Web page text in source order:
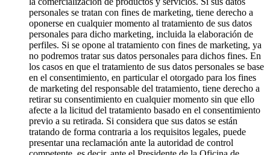
personales se tratan con fines de marketing, tiene derecho a
oponerse en cualquier momento al tratamiento de sus datos
personales para dicho marketing, incluida la elaboración de
perfiles. Si se opone al tratamiento con fines de marketing, ya
no podremos tratar sus datos personales para dichos fines. En
los casos en que el tratamiento de sus datos personales se base
en el consentimiento, en particular el otorgado para los fines
de marketing del responsable del tratamiento, tiene derecho a
retirar su consentimiento en cualquier momento sin que ello
afecte a la licitud del tratamiento basado en el consentimiento
previo a su retirada. Si considera que sus datos se están
tratando de forma contraria a los requisitos legales, puede
presentar una reclamación ante la autoridad de control